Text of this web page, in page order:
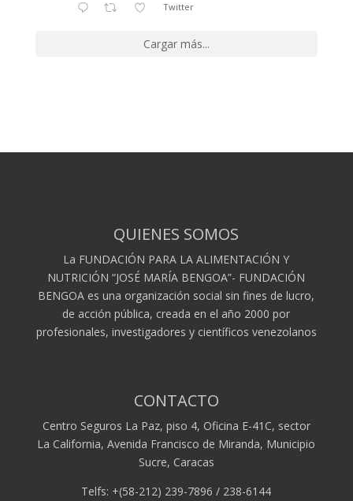
Twitter
Cargar más...
QUIENES SOMOS
La FUNDACIÓN PARA LA ALIMENTACIÓN Y
NUTRICIÓN “JOSÉ MARÍA BENGOA”- FUNDACIÓN
BENGOA es una organización social sin fines de lucro,
de acción pública, creada en el año 2000 por
profesionales, investigadores y científicos venezolanos
CONTACTO
Centro Seguros La Paz, piso 4, Oficina E-41C, sector
La California, Avenida Francisco de Miranda, Municipio
Sucre, Caracas
Telfs: +(58-212) 239-7896 / 238-6144